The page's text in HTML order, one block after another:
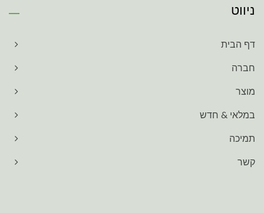
ניווט
דף הבית
חברה
מוצר
במלאי & חדש
תמיכה
קשר